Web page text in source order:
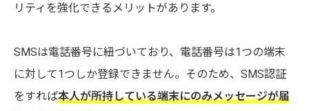
リティを強化できるメリットがあります。
SMSは電話番号に紐づいており、電話番号は1つの端末
に対して1つしか登録できません。そのため、SMS認証
をすれば本人が所持している端末にのみメッセージが届